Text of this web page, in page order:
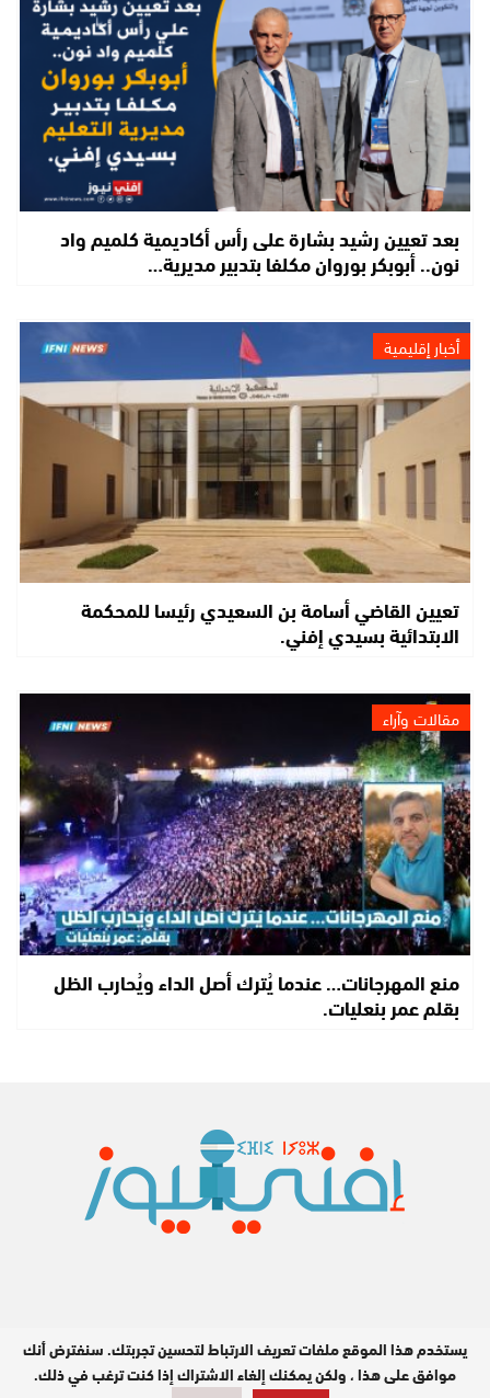
بعد تعيين رشيد بشارة على رأس أكاديمية كلميم واد
نون.. أبوبكر بوروان مكلفا بتدبير مديرية…
أخبار إقليمية
تعيين القاضي أسامة بن السعيدي رئيسا للمحكمة
الابتدائية بسيدي إفني.
مقالات وآراء
منع المهرجانات… عندما يُترك أصل الداء ويُحارب الظل
بقلم عمر بنعليات.
جميع الحقوق محفوظة © 2026
يستخدم هذا الموقع ملفات تعريف الارتباط لتحسين تجربتك. سنفترض أنك
موافق على هذا ، ولكن يمكنك إلغاء الاشتراك إذا كنت ترغب في ذلك.